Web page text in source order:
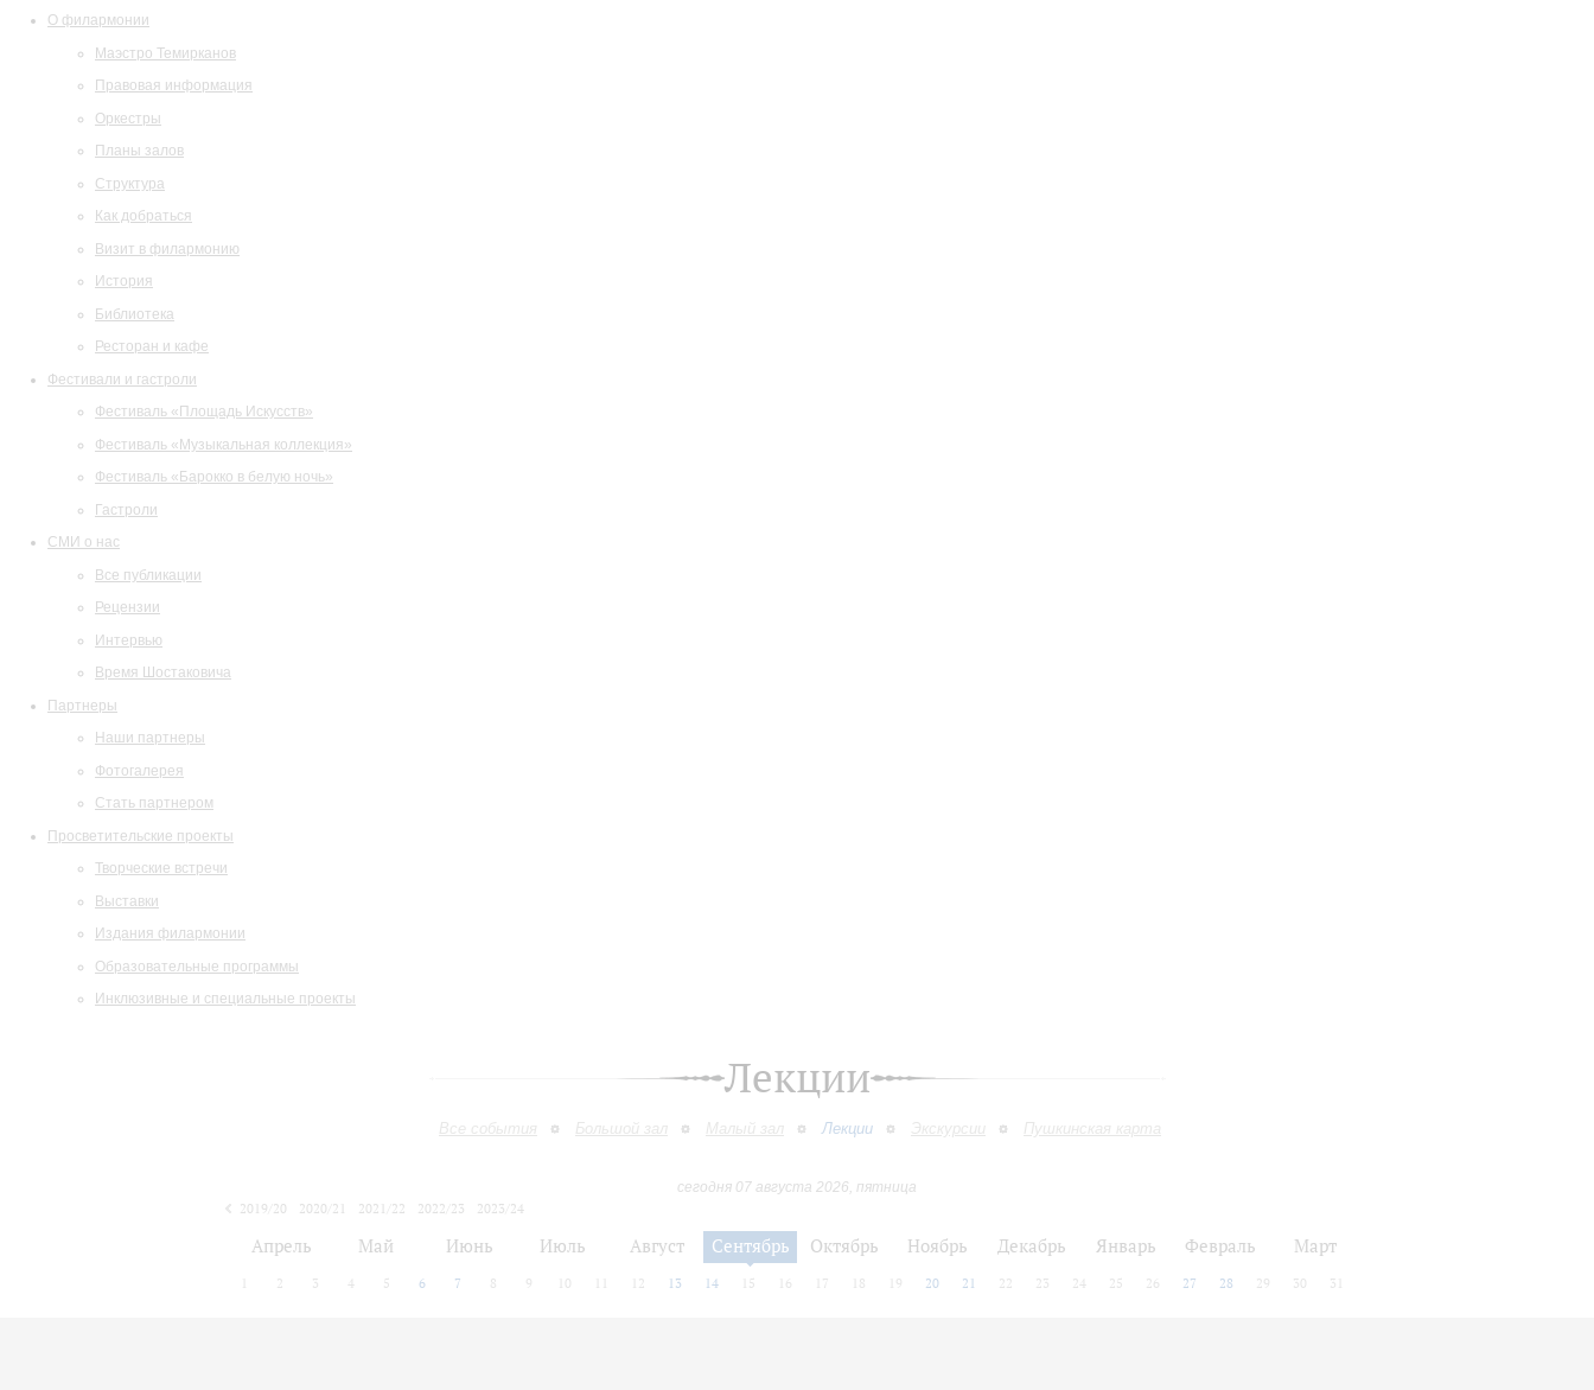
О филармонии
Маэстро Темирканов
Правовая информация
Оркестры
Планы залов
Структура
Как добраться
Визит в филармонию
История
Библиотека
Ресторан и кафе
Фестивали и гастроли
Фестиваль «Площадь Искусств»
Фестиваль «Музыкальная коллекция»
Фестиваль «Барокко в белую ночь»
Гастроли
СМИ о нас
Все публикации
Рецензии
Интервью
Время Шостаковича
Партнеры
Наши партнеры
Фотогалерея
Стать партнером
Просветительские проекты
Творческие встречи
Выставки
Издания филармонии
Образовательные программы
Инклюзивные и специальные проекты
Лекции
Все события Большой зал Малый зал Лекции Экскурсии Пушкинская карта
сегодня 07 августа 2026, пятница
2019/20
2020/21 2021/22 2022/23
2023/24
Апрель Май Июнь Июль Август Сентябрь Октябрь Ноябрь Декабрь Январь Февраль Март
2 3 4 5 6 7 8 9 10 12 13 14 15 16 17 18 19 20 21 22 23 24 25 26 27 28 29 30 31